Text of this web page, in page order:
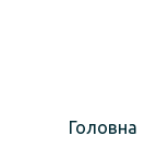
Головна